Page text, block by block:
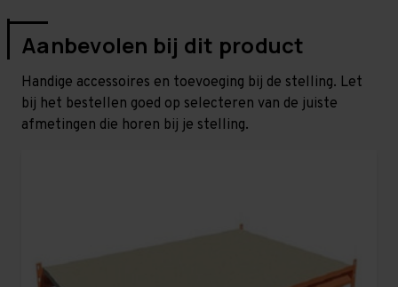
Aanbevolen bij dit product
Handige accessoires en toevoeging bij de stelling. Let
bij het bestellen goed op selecteren van de juiste
afmetingen die horen bij je stelling.